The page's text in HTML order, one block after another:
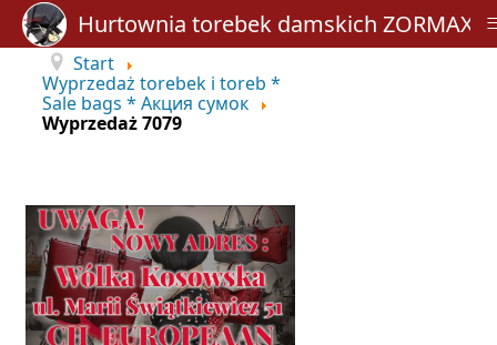
Start
Wyprzedaż torebek i toreb *
Sale bags * Акция сумок
Wyprzedaż 7079
Hurtownia torebek damskich ZORMAX